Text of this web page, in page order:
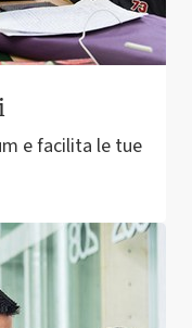
e facilita le tue